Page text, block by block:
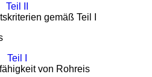
Teil II
gemäß Teil I
Teil I
von Rohreis